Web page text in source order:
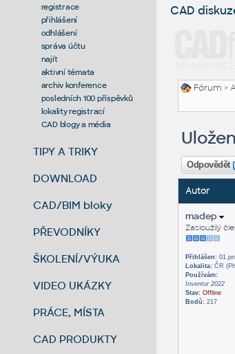
registrace
přihlášení
odhlášení
správa účtu
najít
aktivní témata
archiv konference
posledních 100 příspěvků
lokality registrací
CAD blogy a média
TIPY A TRIKY
DOWNLOAD
CAD/BIM bloky
PŘEVODNÍKY
ŠKOLENÍ/VÝUKA
VIDEO UKÁZKY
PRÁCE, MÍSTA
CAD PRODUKTY
CAD
Fórum >
Odpovědět
Autor
madep
Zasloužilý
Přihlášen:
Lokalita:ČR
Používám:
Inventor 2022
Stav: Offline
Bodů:217